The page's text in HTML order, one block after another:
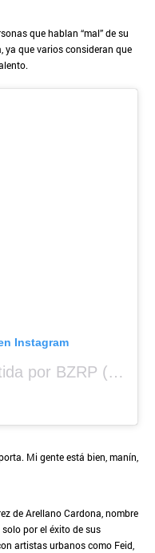
que hablan “mal” de su
ya que varios consideran que
Instagram
Una publicación compartida por BZRP (@bizarrap)
Mi gente está bien, manín,
de Arellano Cardona, nombre
por el éxito de sus
artistas urbanos como Feid,